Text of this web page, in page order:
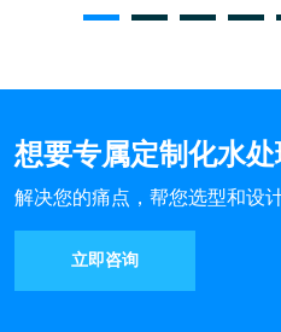
想要专属定制化水处
解决您的痛点，帮您选型和设
立即咨询